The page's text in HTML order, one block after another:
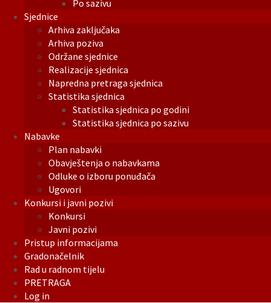
Po sazivu
Sjednice
Arhiva zaključaka
Arhiva poziva
Održane sjednice
Realizacije sjednica
Napredna pretraga sjednica
Statistika sjednica
Statistika sjednica po godini
Statistika sjednica po sazivu
Nabavke
Plan nabavki
Obavještenja o nabavkama
Odluke o izboru ponuđača
Ugovori
Konkursi i javni pozivi
Konkursi
Javni pozivi
Pristup informacijama
Gradonačelnik
Rad u radnom tijelu
PRETRAGA
Log in